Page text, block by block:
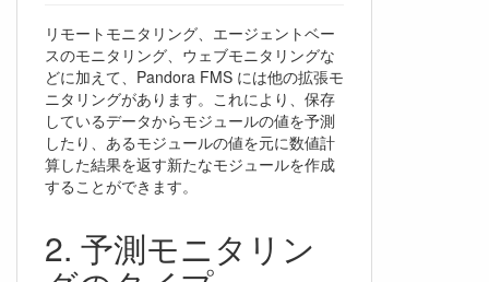
リモートモニタリング、エージェントベー
スのモニタリング、ウェブモニタリングな
どに加えて、Pandora FMS には他の拡張モ
ニタリングがあります。これにより、保存
しているデータからモジュールの値を予測
したり、あるモジュールの値を元に数値計
算した結果を返す新たなモジュールを作成
することができます。
予測モニタリン